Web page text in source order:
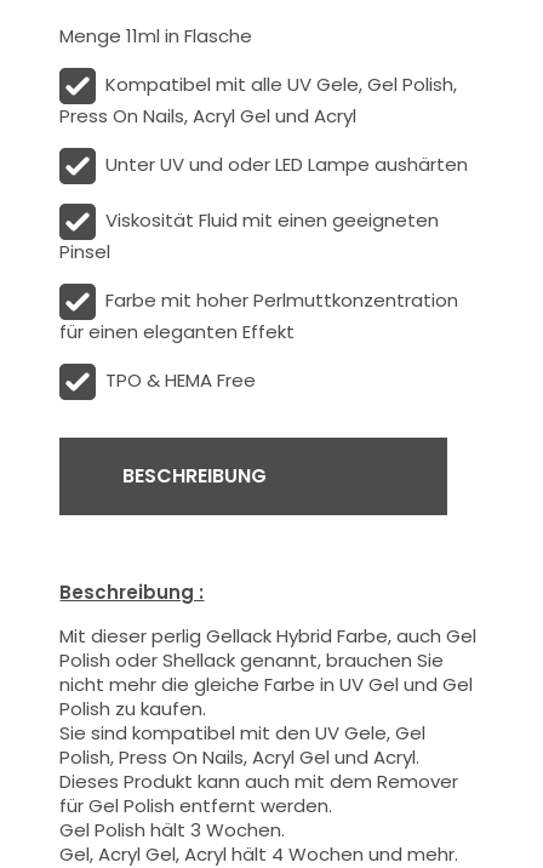
Menge 11ml in Flasche
Kompatibel mit alle UV Gele, Gel Polish,
Press On Nails, Acryl Gel und Acryl
Unter UV und oder LED Lampe aushärten
ViskositätFluid mit einen geeigneten
Pinsel
Farbe mit hoher Perlmuttkonzentration
für einen eleganten Effekt
TPO & HEMA Free
BESCHREIBUNG
Beschreibung :
Mit dieserperlig Gellack Hybrid Farbe, auch Gel
Polish oder Shellack genannt, brauchen Sie
nicht mehr die gleiche Farbe in UV Gel und Gel
Polish zu kaufen.
Sie sind kompatibel mit den UV Gele, Gel
Polish, Press On Nails, Acryl Gel und Acryl.
Dieses Produkt kann auch mit dem Remover
für Gel Polish entfernt werden.
Gel Polish hält 3 Wochen.
Gel, Acryl Gel, Acryl hält 4 Wochen und mehr.